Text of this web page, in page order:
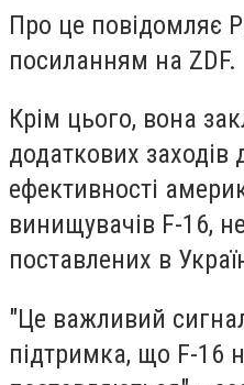
Про це повідомляє
посиланням на ZDF.
Крім цього, вона
додаткових
ефективності
винищувачів F-16,
поставлених в
"Це важливий
підтримка, що F-16